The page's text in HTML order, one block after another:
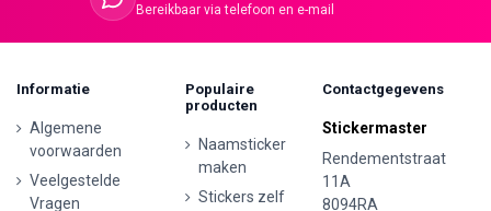
Bereikbaar via telefoon en e-mail
Informatie
Algemene
voorwaarden
Veelgestelde
Vragen
Populaire
producten
Naamsticker
maken
Stickers zelf
Contactgegevens
Stickermaster
Rendementstraat
11A
8094RA